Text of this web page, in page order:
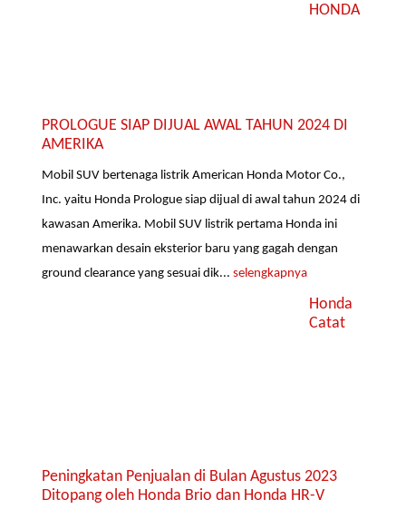
HONDA
PROLOGUE SIAP DIJUAL AWAL TAHUN 2024 DI
AMERIKA
Mobil SUV bertenaga listrik American Honda Motor Co.,
Inc. yaitu Honda Prologue siap dijual di awal tahun 2024 di
kawasan Amerika. Mobil SUV listrik pertama Honda ini
menawarkan desain eksterior baru yang gagah dengan
ground clearance yang sesuai dik...selengkapnya
Honda
Catat
Peningkatan Penjualan di Bulan Agustus 2023
Ditopang oleh Honda Brio dan Honda HR-V